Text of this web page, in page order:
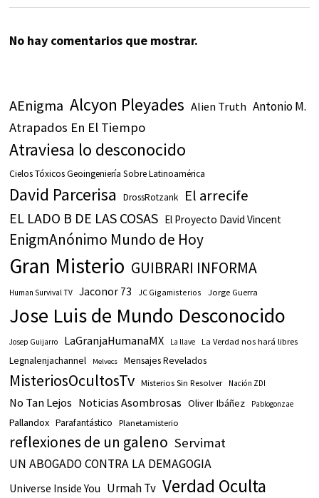
No hay comentarios que mostrar.
AEnigma Alcyon Pleyades Alien Truth Antonio M.
Atrapados En El Tiempo
Atraviesa lo desconocido
Cielos Tóxicos Geoingeniería Sobre Latinoamérica
David Parcerisa DrossRotzank El arrecife
EL LADO B DE LAS COSAS El Proyecto David Vincent
EnigmAnónimo Mundo de Hoy
Gran Misterio GUIBRARI INFORMA
Human Survival TV Jaconor 73 JC Gigamisterios Jorge Guerra
Jose Luis de Mundo Desconocido
Josep Guijarro LaGranjaHumanaMX La llave La Verdad nos hará libres
Legnalenjachannel Melvecs Mensajes Revelados
MisteriosOcultosTv Misterios Sin Resolver Nación ZDI
No Tan Lejos Noticias Asombrosas Oliver Ibáñez Pablogonzae
Pallandox Parafantástico Planetamisterio
reflexiones de un galeno Servimat
UN ABOGADO CONTRA LA DEMAGOGIA
Universe Inside You Urmah Tv Verdad Oculta